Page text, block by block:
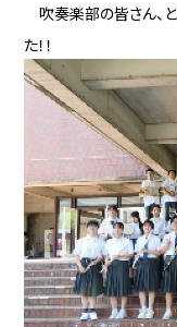
吹奏楽部の皆さん、
た！！